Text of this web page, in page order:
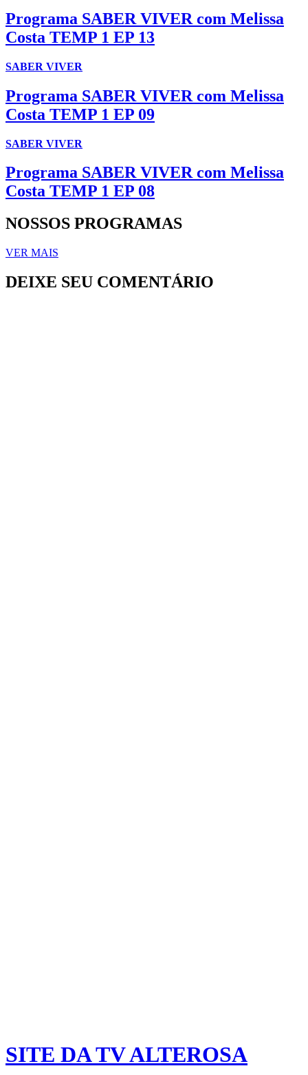
Programa SABER VIVER com Melissa
Costa TEMP 1 EP 13
SABER VIVER
Programa SABER VIVER com Melissa
Costa TEMP 1 EP 09
SABER VIVER
Programa SABER VIVER com Melissa
Costa TEMP 1 EP 08
NOSSOS PROGRAMAS
VER MAIS
DEIXE SEU COMENTÁRIO
SITE DA TV ALTEROSA